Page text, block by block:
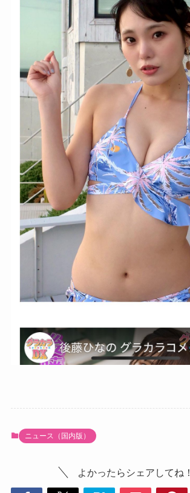
ニュース（国内版）
よかったらシェアしてね！